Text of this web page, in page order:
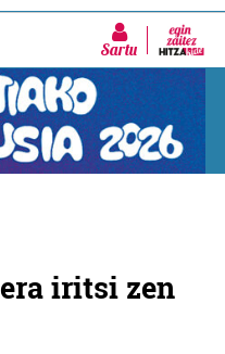
Sartu
iritsi zen